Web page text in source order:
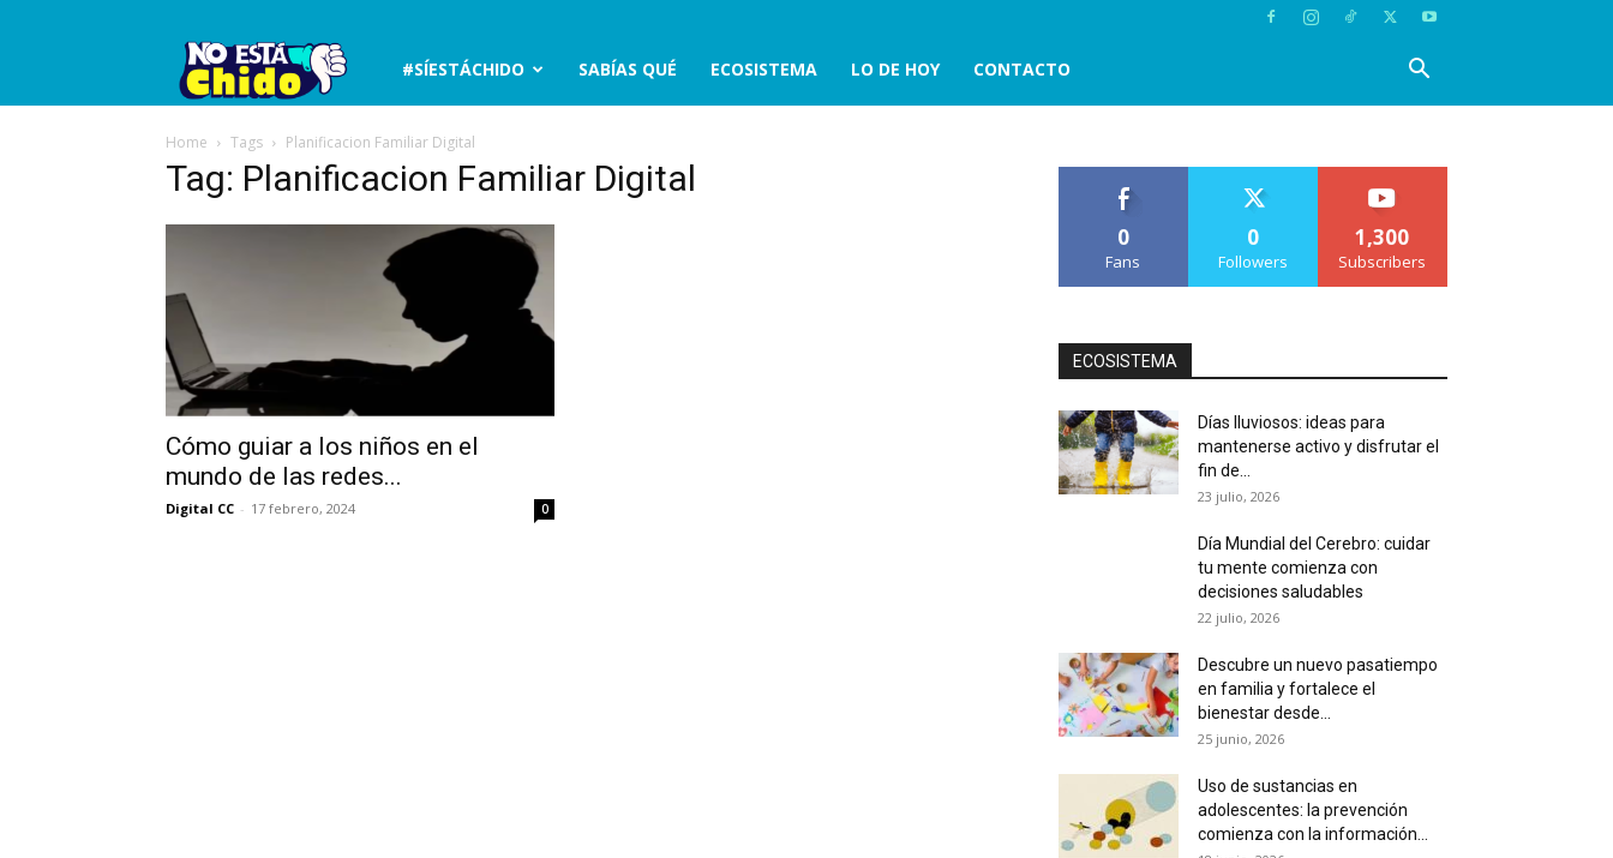
No
está
#SÍESTÁCHIDO SABÍAS QUÉ ECOSISTEMA LO DE HOY CONTACTO
Home Tags Planificacion Familiar Digital
Tag: Planificacion Familiar Digital
Cómo guiar a los niños en el
mundo de las redes...
Digital CC - 17 febrero, 2024 0
0
Fans
0
Followers
1,300
Subscribers
ECOSISTEMA
Días lluviosos: ideas para
mantenerse activo y disfrutar el
fin de...
23 julio, 2026
Día Mundial del Cerebro: cuidar
tu mente comienza con
decisiones saludables
22 julio, 2026
Descubre un nuevo pasatiempo
en familia y fortalece el
bienestar desde...
25 junio, 2026
Uso de sustancias en
adolescentes: la prevención
comienza con la información...